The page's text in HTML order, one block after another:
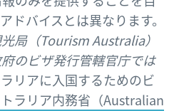
ドバイスとは異なります。
局（Tourism Australia）
のビザ発行管轄官庁では
リアに入国するためのビ
ラリア内務省（Australian